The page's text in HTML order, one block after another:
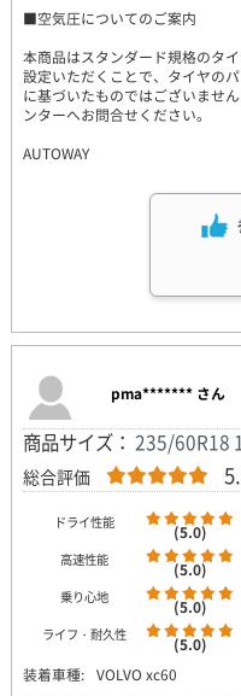
■空気圧についてのご案内
本商品はスタンダード規格のタ
設定いただくことで、タイヤの
に基づいたものではございませ
ンターへお問合せください。
AUTOWAY
pma******* さん
商品サイズ： 235/60R18
総合評価
ドライ性能 (5.0)
高速性能 (5.0)
乗り心地 (5.0)
ライフ・耐久性
(5.0)
装着車種: VOLVO xc60